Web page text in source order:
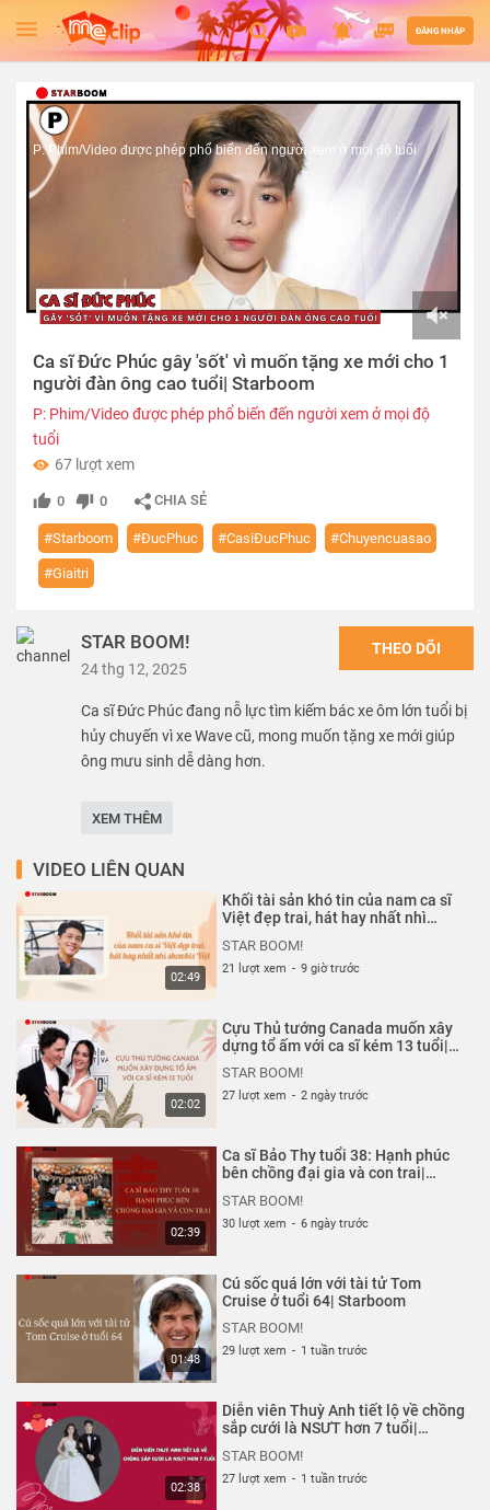
ĐĂNG NHẬP
01:30
P: Phim/Video được phép phổ biến đến người xem ở mọi độ tuổi
Ca sĩ Đức Phúc gây 'sốt' vì muốn tặng xe mới cho 1
người đàn ông cao tuổi| Starboom
P: Phim/Video được phép phổ biến đến người xem ở mọi độ
tuổi
67 lượt xem
0 0 CHIA SẺ
#Starboom #ĐucPhuc #CasiĐucPhuc #Chuyencuasao
#Giaitri
STAR BOOM!
24 thg 12, 2025
THEO DÕI
Ca sĩ Đức Phúc đang nỗ lực tìm kiếm bác xe ôm lớn tuổi bị
hủy chuyến vì xe Wave cũ, mong muốn tặng xe mới giúp
ông mưu sinh dễ dàng hơn.
---------------
ký kênh nhé bạn.
STAR BOOM! là nơi tổng hợp những video tin tức về người
nổi tiếng ở Việt Nam và trên khắp thế giới. Nguồn thông
tin được lấy từ những trang báo chính thống và được
chính những người nổi tiếng chia sẻ trên mạng xã hội của
Thể loại :GIẢI TRÍ,CHUYỆN CỦA SAO
XEM THÊM
VIDEO LIÊN QUAN
02:49
Khối tài sản khó tin của nam ca sĩ
Việt đẹp trai, hát hay nhất nhì
STAR BOOM!
21 lượt xem - 9 giờ trước
02:02
Cựu Thủ tướng Canada muốn xây
dựng tổ ấm với ca sĩ kém 13 tuổi|
STAR BOOM!
27 lượt xem - 2 ngày trước
02:39
Ca sĩ Bảo Thy tuổi 38: Hạnh phúc
bên chồng đại gia và con trai|
STAR BOOM!
30 lượt xem - 6 ngày trước
01:48
Cú sốc quá lớn với tài tử Tom
Cruise ở tuổi 64| Starboom
STAR BOOM!
29 lượt xem - 1 tuần trước
02:38
Diễn viên Thuỳ Anh tiết lộ về chồng
sắp cưới là NSƯT hơn 7 tuổi|
STAR BOOM!
27 lượt xem - 1 tuần trước